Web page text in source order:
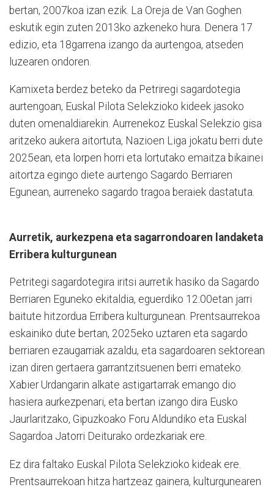
bertan, 2007koa izan ezik. La Oreja de Van Goghen
eskutik egin zuten 2013ko azkeneko hura. Denera 17
edizio, eta 18garrena izango da aurtengoa, atseden
luzearen ondoren.
Kamixeta berdez beteko da Petriregi sagardotegia
aurtengoan, Euskal Pilota Selekzioko kideek jasoko
duten omenaldiarekin. Aurrenekoz Euskal Selekzio gisa
aritzeko aukera aitortuta, Nazioen Liga jokatu berri dute
2025ean, eta lorpen horri eta lortutako emaitza bikainei
aitortza egingo diete aurtengo Sagardo Berriaren
Egunean, aurreneko sagardo tragoa beraiek dastatuta.
Aurretik, aurkezpena eta sagarrondoaren landaketa
Erribera kulturgunean
Petritegi sagardotegira iritsi au­rretik ha­siko da Sagardo
Berri­aren Eguneko ekitaldia, eguer­­­diko 12:00etan jarri
baitute hi­­­tzordua Erribera kulturgune­an. Prentsaurrekoa
eskainiko dute bertan, 2025eko uztaren eta sagardo
berriaren ezaugarriak azaldu, eta sagardoaren sektorean
izan diren gertaera garrantzitsuenen berri emateko.
Xabier Urdangarin alkate astigartarrak emango dio
hasiera aurkezpenari, eta bertan izango dira Eusko
Jaurlaritzako, Gipuzkoako Foru Aldundiko eta Euskal
Sagardoa Jatorri Deiturako ordezkariak ere.
Ez dira faltako Euskal Pilota Selekzioko kideak ere.
Prentsaurrekoan hitza hartzeaz gainera, kulturgunearen